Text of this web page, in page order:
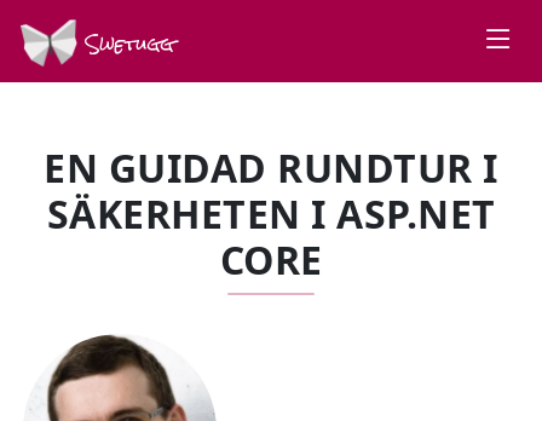
Swetugg
EN GUIDAD RUNDTUR I
SÄKERHETEN I ASP.NET
CORE
SPEAKERS